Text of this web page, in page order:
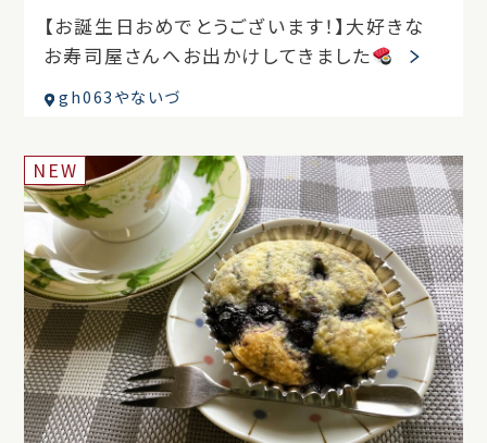
【お誕生日おめでとうございます！】大好きな
お寿司屋さんへお出かけしてきました
gh063やないづ
NEW